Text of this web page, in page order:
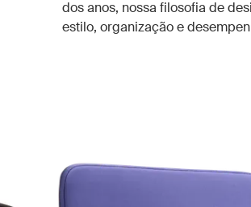
dos anos, nossa filosofia de
estilo, organização e